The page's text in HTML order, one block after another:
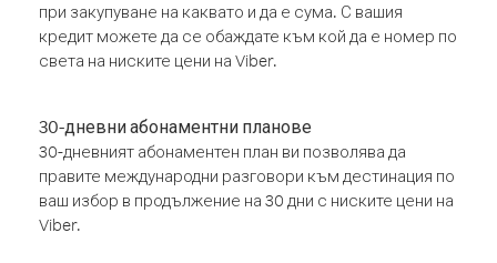
при закупуване на каквато и да е сума. С вашия
кредит можете да се обаждате към кой да е номер по
света на ниските цени на Viber.
30-дневни абонаментни планове
30-дневният абонаментен план ви позволява да
правите международни разговори към дестинация по
ваш избор в продължение на 30 дни с ниските цени на
Viber.